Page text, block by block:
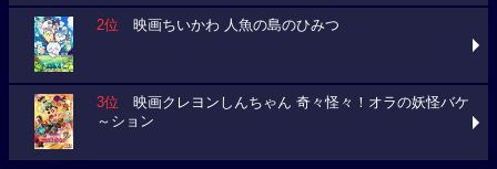
2位 映画ちいかわ 人魚の島のひみつ
3位 映画クレヨンしんちゃん 奇々怪々！オラの妖怪バケ
～ション